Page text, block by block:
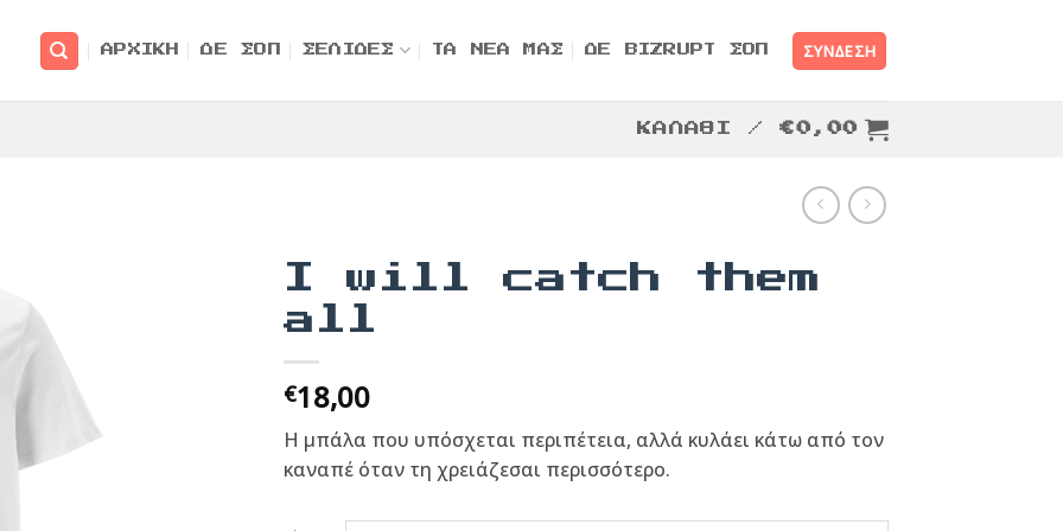
ΑΡΧΙΚΗ ΔΕ ΣΟΠ ΣΕΛΙΔΕΣ ΤΑ ΝΕΑ ΜΑΣ ΔΕ BIZRUPT ΣΟΠ ΣΎΝΔΕΣΗ
ΚΑΛΆΘΙ /€0,00
I will catch them
all
€18,00
Η μπάλα που υπόσχεται περιπέτεια, αλλά κυλάει κάτω από τον
καναπέ όταν τη χρειάζεσαι περισσότερο.